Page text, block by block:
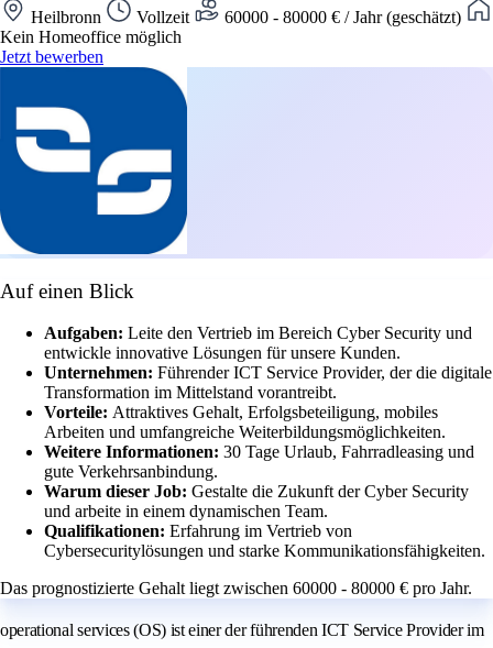
Heilbronn Vollzeit
60000 - 80000 € / Jahr (geschätzt)
Kein Homeoffice möglich
Jetzt bewerben
Auf einen Blick
Aufgaben: Leite den Vertrieb im Bereich Cyber Security und
entwickle innovative Lösungen für unsere Kunden.
Unternehmen: Führender ICT Service Provider, der die digitale
Transformation im Mittelstand vorantreibt.
Vorteile: Attraktives Gehalt, Erfolgsbeteiligung, mobiles
Arbeiten und umfangreiche Weiterbildungsmöglichkeiten.
Weitere Informationen: 30 Tage Urlaub, Fahrradleasing und
gute Verkehrsanbindung.
Warum dieser Job: Gestalte die Zukunft der Cyber Security
und arbeite in einem dynamischen Team.
Qualifikationen: Erfahrung im Vertrieb von
Cybersecuritylösungen und starke Kommunikationsfähigkeiten.
Das prognostizierte Gehalt liegt zwischen 60000 - 80000 € pro Jahr.
operational services (OS) ist einer der führenden ICT Service Provider im